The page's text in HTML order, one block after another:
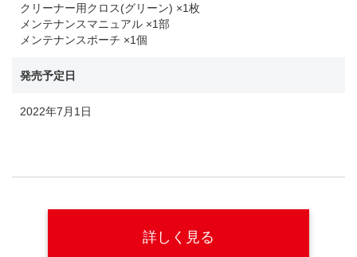
クリーナー用クロス(グリーン) ×1枚
メンテナンスマニュアル ×1部
メンテナンスポーチ ×1個
発売予定日
2022年7月1日
詳しく見る